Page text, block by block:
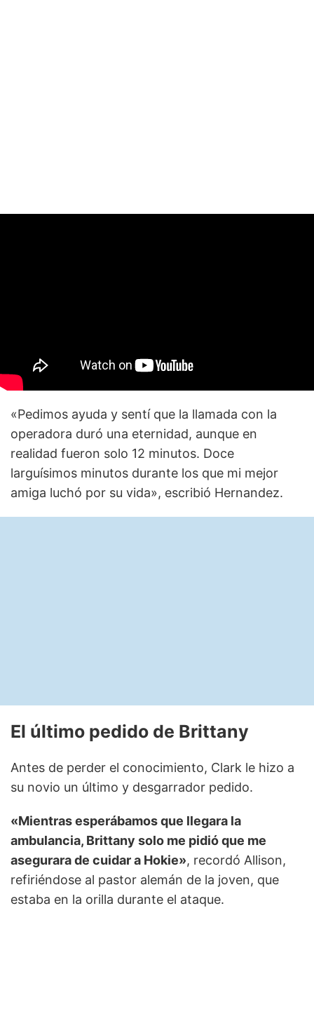
«Pedimos ayuda y sentí que la llamada con la
operadora duró una eternidad, aunque en
realidad fueron solo 12 minutos. Doce
larguísimos minutos durante los que mi mejor
amiga luchó por su vida», escribió Hernandez.
El último pedido de Brittany
Antes de perder el conocimiento, Clark le hizo a
su novio un último y desgarrador pedido.
«Mientras esperábamos que llegara la
ambulancia, Brittany solo me pidió que me
asegurara de cuidar a Hokie», recordó Allison,
refiriéndose al pastor alemán de la joven, que
estaba en la orilla durante el ataque.